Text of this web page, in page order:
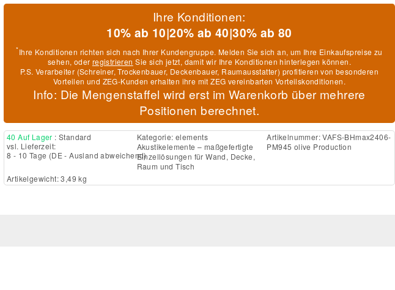
Ihre Konditionen:
10% ab 10|20% ab 40|30% ab 80
*Ihre Konditionen richten sich nach Ihrer Kundengruppe. Melden Sie sich an, um Ihre Einkaufspreise zu
sehen, oder registrieren Sie sich jetzt, damit wir Ihre Konditionen hinterlegen können.
P.S. Verarbeiter (Schreiner, Trockenbauer, Deckenbauer, Raumausstatter) profitieren von besonderen
Vorteilen und ZEG-Kunden erhalten ihre mit ZEG vereinbarten Vorteilskonditionen.
Info: Die Mengenstaffel wird erst im Warenkorb über mehrere
Positionen berechnet.
40 Auf Lager : Standard
vsl. Lieferzeit:
8 - 10 Tage (DE - Ausland abweichend)
Kategorie:elements
Akustikelemente – maßgefertigte
Einzellösungen für Wand, Decke,
Raum und Tisch
Artikelnummer: VAFS-BHmax2406-
PM945 olive Production
Artikelgewicht: 3,49 kg